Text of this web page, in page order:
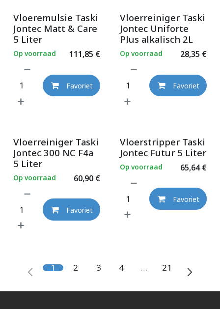
Vloeremulsie Taski
Jontec Matt & Care
5 Liter
111,85 €
Op voorraad
Favoriet
Vloerreiniger Taski
Jontec Uniforte
Plus alkalisch 2L
28,35 €
Op voorraad
Favoriet
Vloerreiniger Taski
Jontec 300 NC F4a
5 Liter
60,90€
Op voorraad
Favoriet
Vloerstripper Taski
Jontec Futur 5 Liter
65,64€
Op voorraad
Favoriet
1 2 3 4 … 21